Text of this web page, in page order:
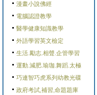
漫畫小說佛經
電腦認證教學
醫學健康知識教學
外語學習英文檢定
生活.勵志.相聲.企管學習
運動.減肥.瑜珈.舞蹈.太極
巧連智巧虎系列幼教光碟
政府考試,補習,命題題庫